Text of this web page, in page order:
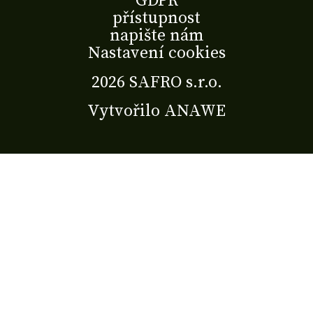
2026 SAFRO s.r.o.
Vytvořilo ANAWE
přístupnost
napište nám
Nastavení cookies